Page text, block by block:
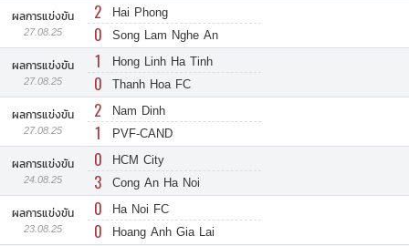
ผลการแข่งขัน
27.08.25
2 Hai Phong
0 Song Lam Nghe An
ผลการแข่งขัน
27.08.25
1 Hong Linh Ha Tinh
0 Thanh Hoa FC
ผลการแข่งขัน
27.08.25
2 Nam Dinh
1 PVF-CAND
ผลการแข่งขัน
24.08.25
0 HCM City
3 Cong An Ha Noi
ผลการแข่งขัน
23.08.25
0 Ha Noi FC
0 Hoang Anh Gia Lai